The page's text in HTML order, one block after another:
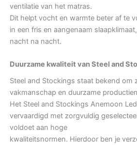
ventilatie van het matras.
Dit helpt vocht en warmte beter af te
in een fris en aangenaam slaapklimaat,
nacht na nacht.
Duurzame kwaliteit van Steel and
Steel and Stockings staat bekend om
vakmanschap en duurzame
Het Steel and Stockings Anemoon
vervaardigd met zorgvuldig
voldoet aan hoge
kwaliteitsnormen. Hierdoor ben je